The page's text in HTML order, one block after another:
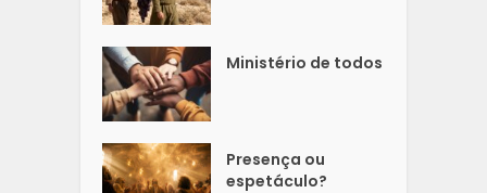
Ministério de todos
Presença ou
espetáculo?